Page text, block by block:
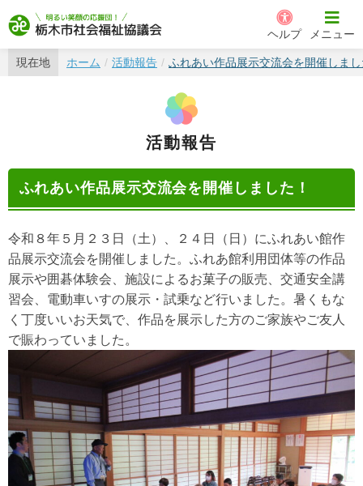
栃木市社会福祉協議会
ヘルプ メニュー
現在地 ホーム 活動報告 ふれあい作品展示交流会を開催しま
活動報告
ふれあい作品展示交流会を開催しました！
令和８年５月２３日（土）、２４日（日）にふれあい館作
品展示交流会を開催しました。ふれあ館利用団体等の作品
展示や囲碁体験会、施設によるお菓子の販売、交通安全講
習会、電動車いすの展示・試乗など行いました。暑くもな
く丁度いいお天気で、作品を展示した方のご家族やご友人
で賑わっていました。